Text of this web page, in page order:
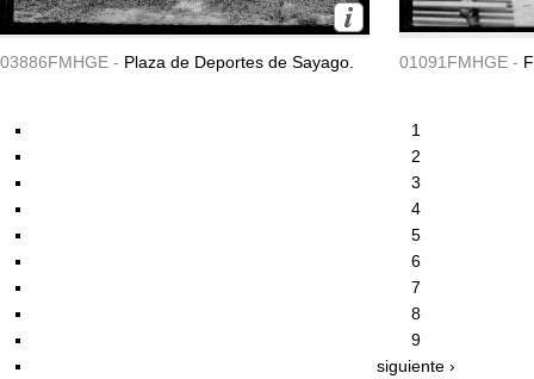
03886FMHGE - Plaza de Deportes de Sayago. 01091FMHGE -
1
2
3
4
5
6
7
8
9
siguiente ›